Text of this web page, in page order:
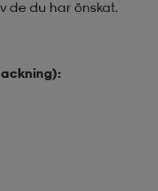
de du har önskat.